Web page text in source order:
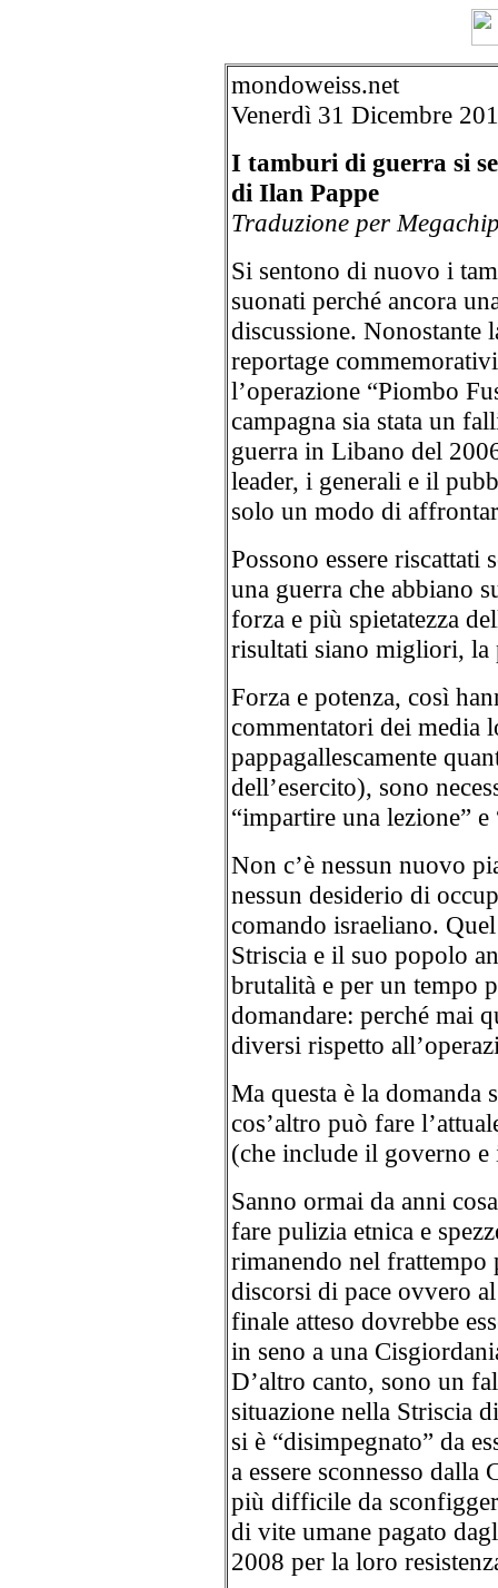
mondoweiss.net
Venerdì 31 Dicembre
I tamburi di guerra si
di Ilan Pappe
Traduzione per
Si sentono di nuovo i
suonati perché ancora
discussione. Nonostante
reportage
l’operazione “Piombo
campagna sia stata un
guerra in Libano del
leader, i generali e il
solo un modo di
Possono essere riscattati
una guerra che abbiano
forza e più spietatezza
risultati siano migliori, la
Forza e potenza, così
commentatori dei media
pappagallescamente
dell’esercito), sono
“impartire una lezione”
Non c’è nessun nuovo
nessun desiderio di
comando israeliano.
Striscia e il suo popolo
brutalità e per un tempo
domandare: perché mai
diversi rispetto
Ma questa è la domanda
cos’altro può fare
(che include il governo
Sanno ormai da anni
fare pulizia etnica e
rimanendo nel frattempo
discorsi di pace ovvero
finale atteso dovrebbe
in seno a una
D’altro canto, sono un
situazione nella Striscia
si è “disimpegnato” da
a essere sconnesso
più difficile da
di vite umane pagato
2008 per la loro